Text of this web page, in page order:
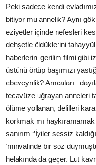
Peki sadece kendi
bitiyor mu annelik? Aynı gök
eziyetler içinde nefesleri
dehşetle öldüklerini
haberlerini gerilim filmi gibi
üstünü örtüp başımızı
ebeveynlik? Amcaları ,
tecavüze uğrayan anneleri
ölüme yollanan, delilleri
korkmak mı
sanırım ‘’İyiler sessiz
’minvalinde bir söz
helakında da geçer. Lut